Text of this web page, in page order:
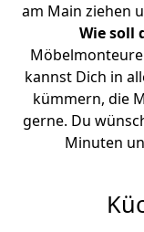
am Main ziehen
Wie soll
kannst Dich in
kümmern, die
gerne. Du
Minuten